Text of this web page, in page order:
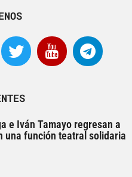
e Iván Tamayo regresan a
una función teatral solidaria